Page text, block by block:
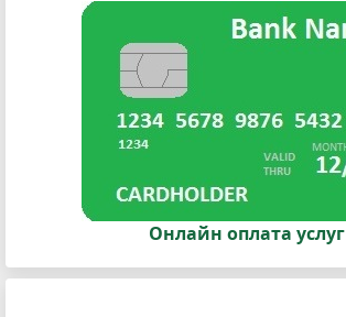
Онлайн оплата услуг